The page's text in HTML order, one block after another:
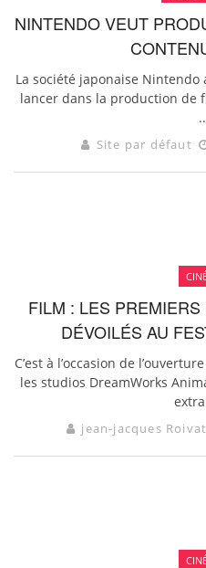
NINTENDO VEUT
La société japonaise Nintendo
lancer dans la production de
Site par défaut
FILM : LES
DÉVOILÉS AU
C’est à l’occasion de
les studios DreamWorks
jean-jacques Roivat